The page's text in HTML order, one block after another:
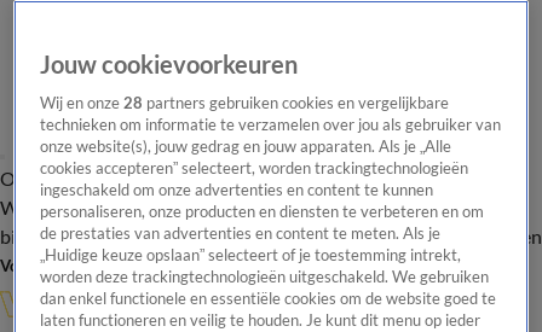
Overzicht Onze programma's Uitzendingen Onze gezichten
In de
WandelgangenInterviewsUitzending
bijwonenPodcastShopVeelgestelde vragenKijkersvraag insturen
Volg Vandaag Inside
Jouw cookievoorkeuren
Wij en onze28 partners gebruiken cookies en vergelijkbare
technieken om informatie te verzamelen over jou als gebruiker van
onze website(s), jouw gedrag en jouw apparaten. Als je „Alle
cookies accepteren” selecteert, worden trackingtechnologieën
ingeschakeld om onze advertenties en content te kunnen
personaliseren, onze producten en diensten te verbeteren en om
de prestaties van advertenties en content te meten. Als je
„Huidige keuze opslaan” selecteert of je toestemming intrekt,
worden deze trackingtechnologieën uitgeschakeld. We gebruiken
dan enkel functionele en essentiële cookies om de website goed te
laten functioneren en veilig te houden. Je kunt dit menu op ieder